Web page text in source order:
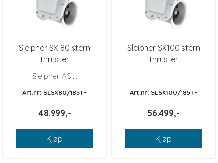
Sleipner SX 80 stern
thruster
Sleipner AS ...
Art.nr: SLSX80/185T-
48.999,-
Kjøp
Sleipner SX100 stern
thruster
Art.nr: SLSX100/185T-
56.499,-
Kjøp